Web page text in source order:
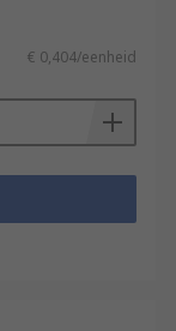
€ 0,404/eenheid